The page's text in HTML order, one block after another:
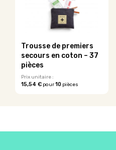
Trousse de premiers
secours en coton – 37
pièces
Prix unitaire :
15,54 € pour10 pièces
variations.